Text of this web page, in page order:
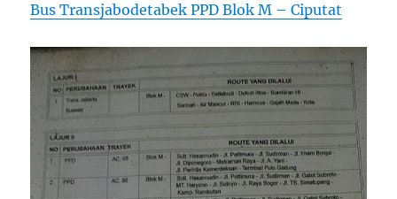
Bus Transjabodetabek PPD Blok M – Ciputat